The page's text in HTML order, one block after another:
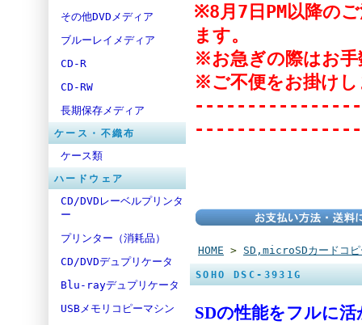
その他DVDメディア
ブルーレイメディア
CD-R
CD-RW
長期保存メディア
ケース・不織布
ケース類
ハードウェア
CD/DVDレーベルプリンタ
ー
プリンター（消耗品）
CD/DVDデュプリケータ
Blu-rayデュプリケータ
USBメモリコピーマシン
※8月7日PM以降の
ます。
※お急ぎの際はお
※ご不便をお掛けし
HOME > SD,microSDカードコピ
SOHO DSC-3931G
SDの性能をフルに